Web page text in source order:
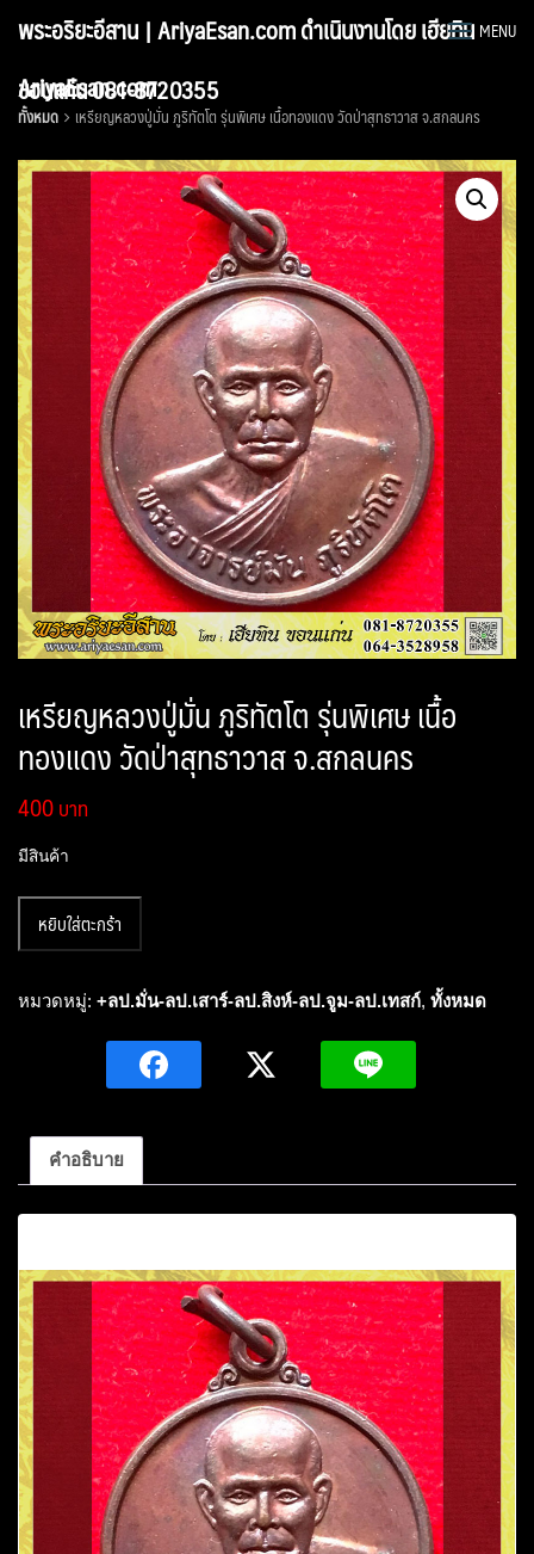
พระอริยะอีสาน | AriyaEsan.com ดำเนินงานโดย เฮียทิน
ขอนแก่น 081-8720355
MENU
AriyaEsan.com
ทั้งหมด เหรียญหลวงปู่มั่น ภูริทัตโต รุ่นพิเศษ เนื้อทองแดง วัดป่าสุทธาวาส จ.สกลนคร
เหรียญหลวงปู่มั่น ภูริทัตโต รุ่นพิเศษ เนื้อ
ทองแดง วัดป่าสุทธาวาส จ.สกลนคร
400
มีสินค้า
เหรียญ
ปู่
รุ่น
พิเศษ
ทองแดง
ป่า
สุทธาวาส
จ.สกลนคร
ชิ้น
หยิบใส่ตะกร้า
หมวดหมู่: +ลป.มั่น-ลป.เสาร์-ลป.สิงห์-ลป.จูม-ลป.เทสก์, ทั้งหมด
คำอธิบาย